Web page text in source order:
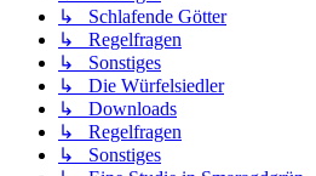
↳ Schlafende Götter
↳ Regelfragen
↳ Sonstiges
↳ Die Würfelsiedler
↳ Downloads
↳ Regelfragen
↳ Sonstiges